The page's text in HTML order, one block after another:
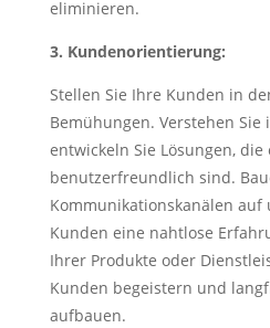
eliminieren.
3. Kundenorientierung:
Stellen Sie Ihre Kunden in
Bemühungen. Verstehen
entwickeln Sie Lösungen,
benutzerfreundlich sind.
Kommunikationskanälen auf
Kunden eine nahtlose
Ihrer Produkte oder
Kunden begeistern und
aufbauen.